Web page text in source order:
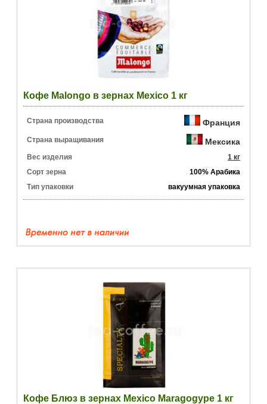
Кофе Malongo в зернах Mexico 1 кг
Страна производства Франция
Страна выращивания Мексика
Вес изделия
1 кг
Сорт зерна
100% Арабика
Тип упаковки
вакуумная упаковка
Кофе Блюз в зернах Mexico Maragogype 1 кг